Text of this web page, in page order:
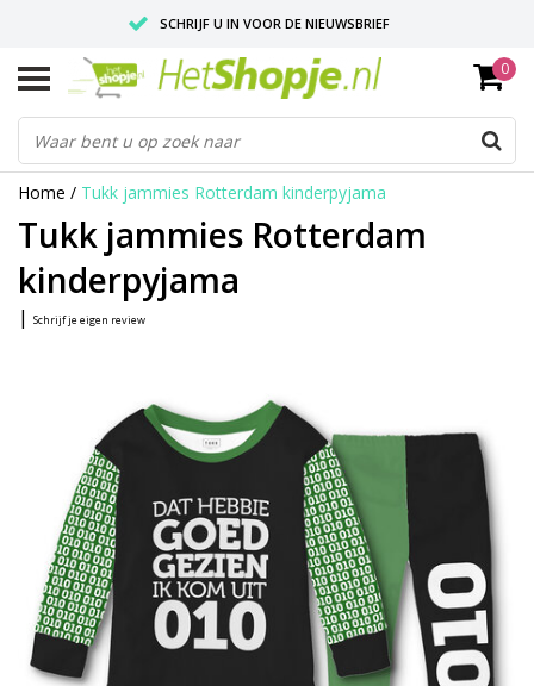
SCHRIJF U IN VOOR DE NIEUWSBRIEF
VOOR 18:00 BESTELD, IS ZELFDE DAG VERZONDEN
UITSTEKENDE PASVORM
0
Home / Tukk jammies Rotterdam kinderpyjama
Tukk jammies Rotterdam
kinderpyjama
| Schrijf je eigen review